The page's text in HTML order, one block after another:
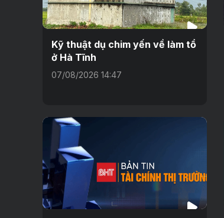
Kỹ thuật dụ chim yến về làm tổ
ở Hà Tĩnh
07/08/2026 14:47